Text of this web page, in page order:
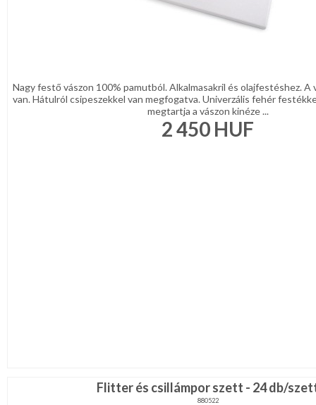
Nagy festő vászon 100% pamutból. Alkalmasakril és olajfestéshez. A
van. Hátulról csipeszekkel van megfogatva. Univerzális fehér
megtartja a vászon kinéze ...
2 450 HUF
Flitter és csillámpor szett - 24 db/
880522